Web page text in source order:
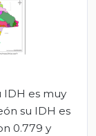
IDH es muy
su IDH es
0.779 y